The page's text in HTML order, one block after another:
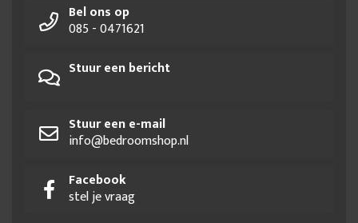
Bel ons op
085 - 0471621
Stuur een bericht
Stuur een e-mail
info@bedroomshop.nl
Facebook
stel je vraag